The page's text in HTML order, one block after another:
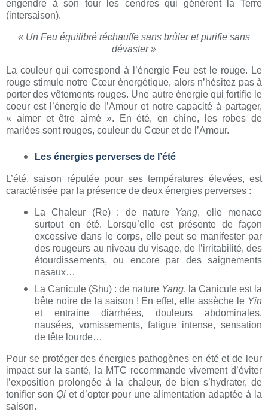
engendre à son tour les cendres qui génèrent la Terre
(intersaison).
« Un Feu équilibré réchauffe sans brûler et purifie sans
dévaster »
La couleur qui correspond à l’énergie Feu est le rouge. Le
rouge stimule notre Cœur énergétique, alors n’hésitez pas à
porter des vêtements rouges. Une autre énergie qui fortifie le
coeur est l’énergie de l’Amour et notre capacité à partager,
« aimer et être aimé ». En été, en chine, les robes de
mariées sont rouges, couleur du Cœur et de l’Amour.
Les énergies perverses de l’été
L’été, saison réputée pour ses températures élevées, est
caractérisée par la présence de deux énergies perverses :
La Chaleur (Re) : de nature Yang, elle menace
surtout en été. Lorsqu’elle est présente de façon
excessive dans le corps, elle peut se manifester par
des rougeurs au niveau du visage, de l’irritabilité, des
étourdissements, ou encore par des saignements
nasaux…
La Canicule (Shu) : de nature Yang, la Canicule est la
bête noire de la saison ! En effet, elle assèche le Yin
et entraine diarrhées, douleurs abdominales,
nausées, vomissements, fatigue intense, sensation
de tête lourde…
Pour se protéger des énergies pathogènes en été et de leur
impact sur la santé, la MTC recommande vivement d’éviter
l’exposition prolongée à la chaleur, de bien s’hydrater, de
tonifier son Qi et d’opter pour une alimentation adaptée à la
saison.